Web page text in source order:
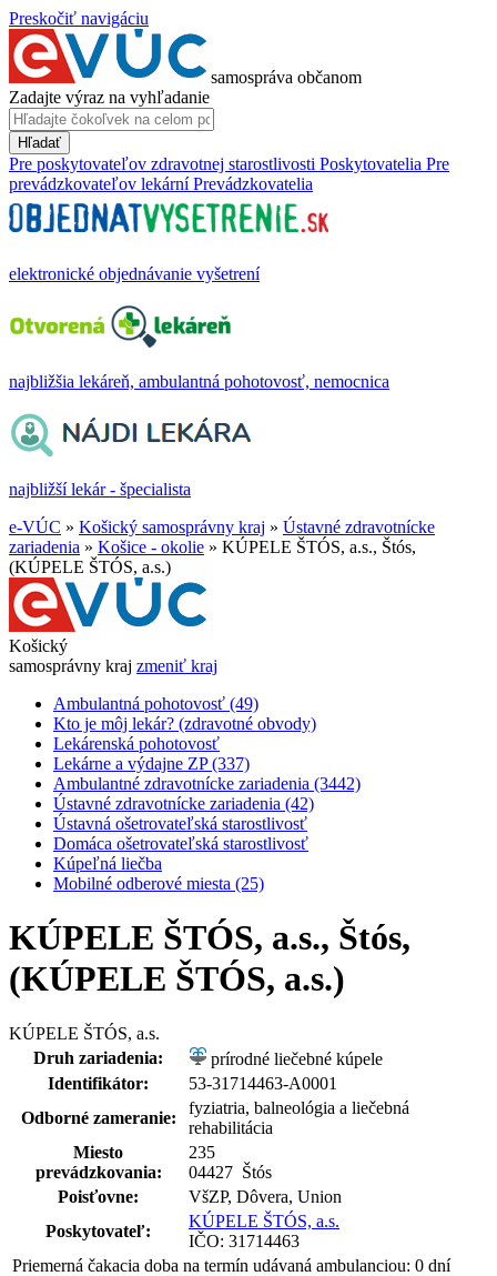
Preskočiť navigáciu
samospráva občanom
Zadajte výraz na vyhľadanie
Hľadať
Pre poskytovateľov zdravotnej starostlivosti Poskytovatelia Pre
prevádzkovateľov lekární Prevádzkovatelia
elektronické objednávanie vyšetrení
najbližšia lekáreň, ambulantná pohotovosť, nemocnica
najbližší lekár - špecialista
e-VÚC » Košický samosprávny kraj » Ústavné zdravotnícke
zariadenia » Košice - okolie » KÚPELE ŠTÓS, a.s., Štós,
(KÚPELE ŠTÓS, a.s.)
Košický
samosprávny kraj zmeniť kraj
Ambulantná pohotovosť (49)
Kto je môj lekár? (zdravotné obvody)
Lekárenská pohotovosť
Lekárne a výdajne ZP (337)
Ambulantné zdravotnícke zariadenia (3442)
Ústavné zdravotnícke zariadenia (42)
Ústavná ošetrovateľská starostlivosť
Domáca ošetrovateľská starostlivosť
Kúpeľná liečba
Mobilné odberové miesta (25)
KÚPELE ŠTÓS, a.s., Štós,
(KÚPELE ŠTÓS, a.s.)
KÚPELE ŠTÓS, a.s.
Druh zariadenia:
prírodné liečebné kúpele
Identifikátor:
53-31714463-A0001
Odborné zameranie:
fyziatria, balneológia a liečebná
rehabilitácia
Miesto
prevádzkovania:
235
04427 Štós
Poisťovne:
VšZP, Dôvera, Union
Poskytovateľ:
KÚPELE ŠTÓS, a.s.
IČO: 31714463
Priemerná čakacia doba na termín udávaná ambulanciou: 0 dní